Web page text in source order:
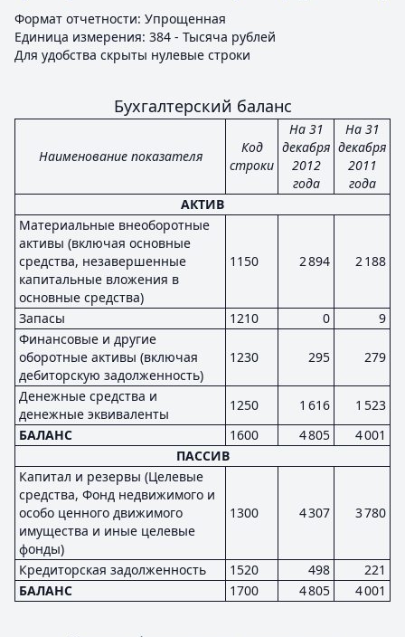
Формат отчетности: Упрощенная
Единица измерения: 384 - Тысяча рублей
Для удобства скрыты нулевые строки
Бухгалтерский баланс
Наименование показателя
Код
строки
На 31
декабря
2012
года
На 31
декабря
2011
года
АКТИВ
Материальные внеоборотные
активы (включая основные
средства, незавершенные
капитальные вложения в
основные средства)
1150 2 894 2 188
Запасы 1210 0
9
Финансовые и другие
оборотные активы (включая
дебиторскую задолженность)
1230 295 279
Денежные средства и
денежные эквиваленты
1250 1 616
1 523
БАЛАНС
1600 4 805
4 001
ПАССИВ
Капитал и резервы (Целевые
средства, Фонд недвижимого и
особо ценного движимого
имущества и иные целевые
фонды)
1300 4 307 3 780
Кредиторская задолженность 1520 498
221
БАЛАНС
1700 4 805 4 001